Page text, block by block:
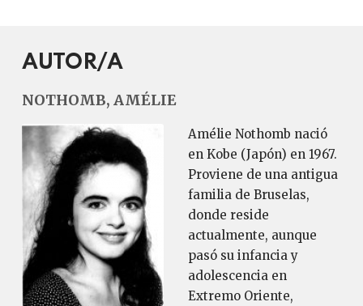
AUTOR/A
NOTHOMB, AMÉLIE
Amélie Nothomb nació
en Kobe (Japón) en 1967.
Proviene de una antigua
familia de Bruselas,
donde reside
actualmente, aunque
pasó su infancia y
adolescencia en
Extremo Oriente,